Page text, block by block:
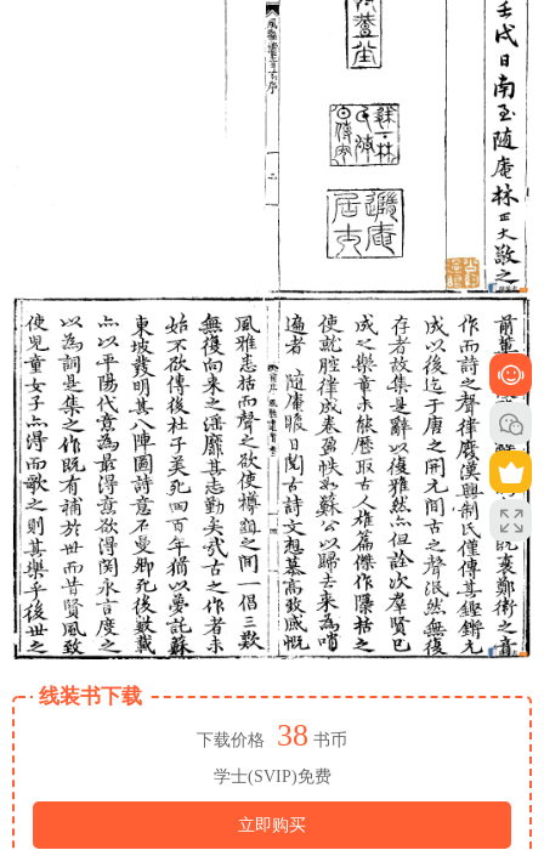
线装书下载
下载价格 38 书币
学士(SVIP)免费
立即购买